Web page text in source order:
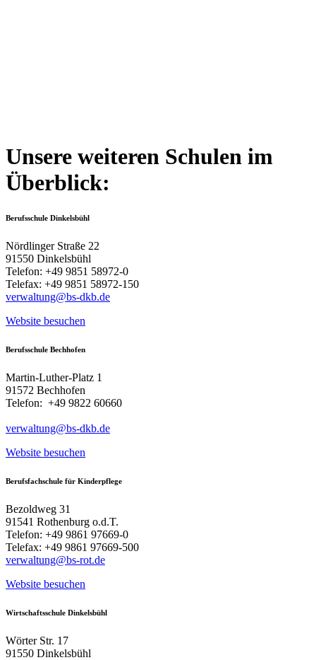
Unsere weiteren Schulen im
Überblick:
Berufsschule Dinkelsbühl
Nördlinger Straße 22
91550 Dinkelsbühl
Telefon: +49 9851 58972-0
Telefax: +49 9851 58972-150
verwaltung@bs-dkb.de
Website besuchen
Berufsschule Bechhofen
Martin-Luther-Platz 1
91572 Bechhofen
Telefon: +49 9822 60660
verwaltung@bs-dkb.de
Website besuchen
Berufsfachschule für Kinderpflege
Bezoldweg 31
91541 Rothenburg o.d.T.
Telefon: +49 9861 97669-0
Telefax: +49 9861 97669-500
verwaltung@bs-rot.de
Website besuchen
Wirtschaftsschule Dinkelsbühl
Wörter Str. 17
91550 Dinkelsbühl